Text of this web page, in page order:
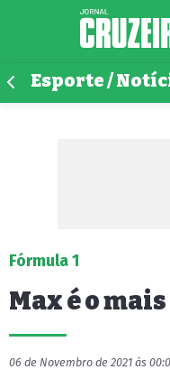
Esporte /
Fórmula 1
Max é o
06 de Novembro de 2021 às